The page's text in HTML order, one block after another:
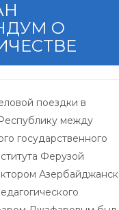
О
поездки в
между
государственного
Ферузой